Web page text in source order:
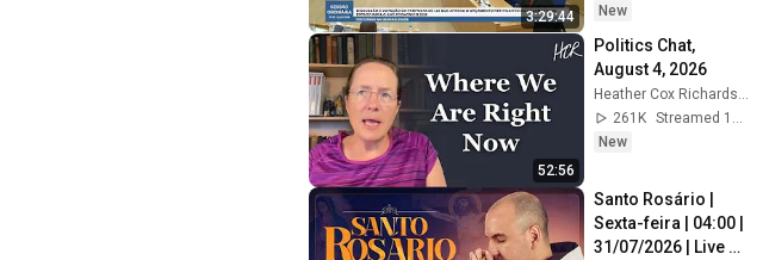
3:29:44
New
52:56
Politics Chat,
August 4, 2026
261K
New
Santo Rosário |
Sexta-feira | 04:00 |
31/07/2026 | Live